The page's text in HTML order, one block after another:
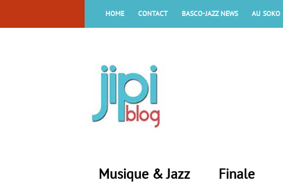
HOME CONTACT BASCO-JAZZ NEWS AU SOKO
Musique & Jazz Finale